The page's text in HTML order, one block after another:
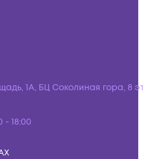
1А, БЦ Соколиная гора, 8
- 18:00